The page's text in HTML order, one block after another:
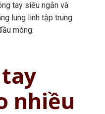
tay siêu ngắn và
lung linh tập trung
móng.
nhiều